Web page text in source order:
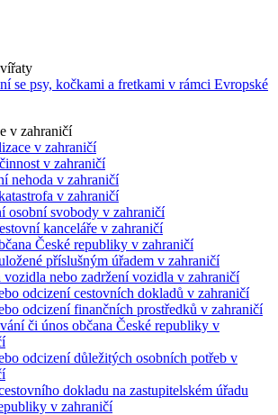
se psy, kočkami a fretkami v rámci Evropské
v zahraničí
v zahraničí
v zahraničí
nehoda v zahraničí
v zahraničí
osobní svobody v zahraničí
kanceláře v zahraničí
České republiky v zahraničí
příslušným úřadem v zahraničí
vozidla nebo zadržení vozidla v zahraničí
odcizení cestovních dokladů v zahraničí
odcizení finančních prostředků v zahraničí
či únos občana České republiky v
odcizení důležitých osobních potřeb v
dokladu na zastupitelském úřadu
v zahraničí